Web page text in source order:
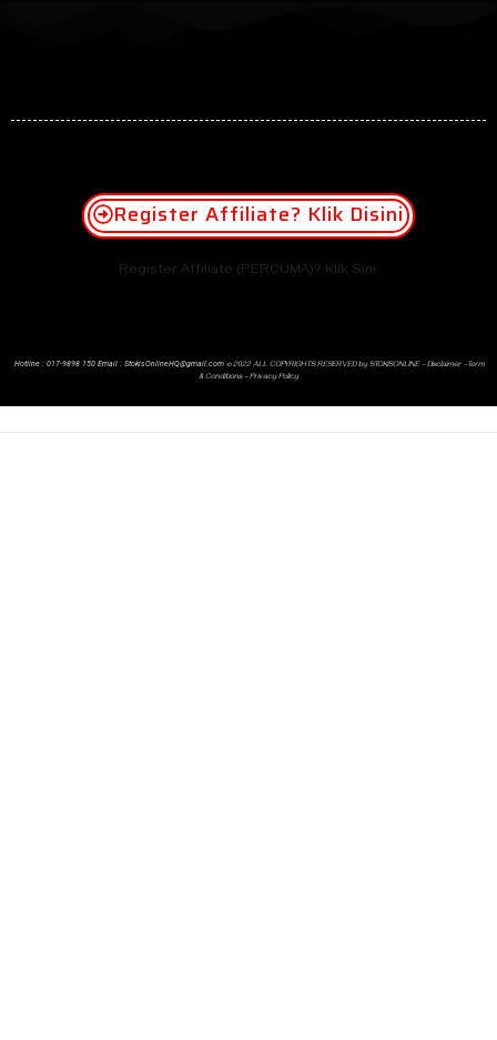
Register Affiliate? Klik Disini
Register Affiliate (PERCUMA)? Klik Sini.
Hotline : 017-9898 150 Email : StokisOnlineHQ@gmail.com © 2022 ALL COPYRIGHTS RESERVED by STOKISONLINE –Disclaimer –Term
& Conditions–Privacy Policy